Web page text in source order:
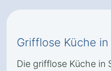
Grifflose Küche
Die grifflose Küche in